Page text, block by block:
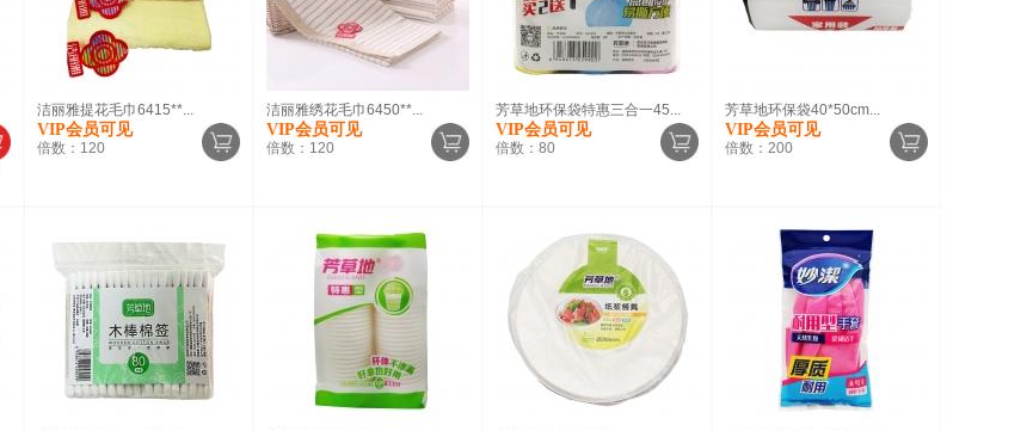
洁丽雅提花毛巾6415**...
VIP会员可见
倍数： 120
洁丽雅绣花毛巾6450**...
VIP会员可见
倍数： 120
芳草地环保袋特惠三合一45...
VIP会员可见
倍数： 80
芳草地环保袋40*50cm...
VIP会员可见
倍数： 200